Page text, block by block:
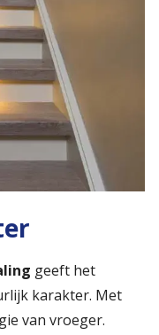
geeft het
karakter. Met
van vroeger.